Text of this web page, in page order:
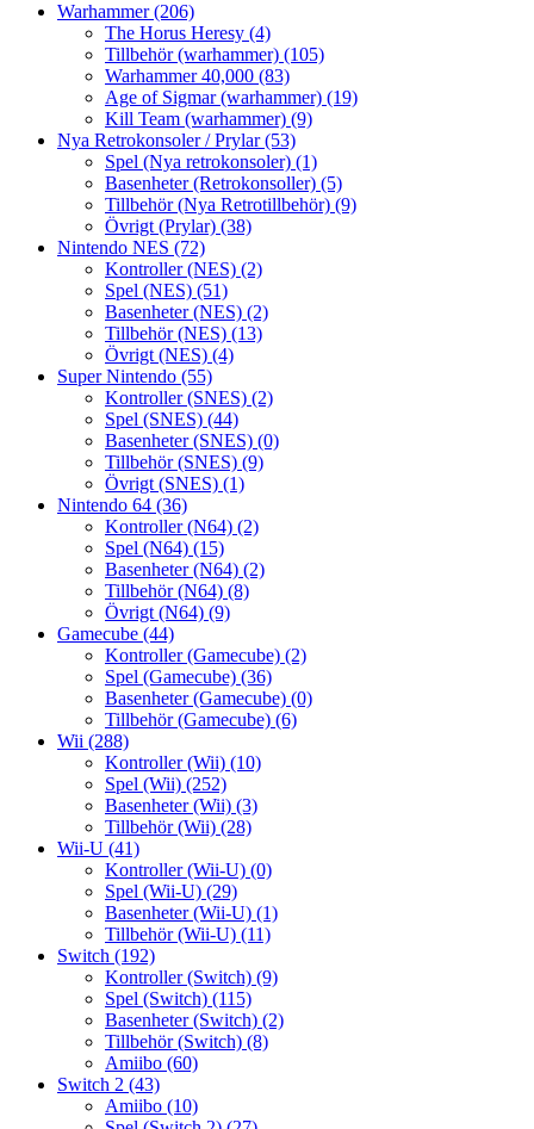
Warhammer(206)
The Horus Heresy (4)
Tillbehör (warhammer) (105)
Warhammer 40,000 (83)
Age of Sigmar (warhammer) (19)
Kill Team (warhammer) (9)
Nya Retrokonsoler / Prylar(53)
Spel (Nya retrokonsoler) (1)
Basenheter (Retrokonsoller) (5)
Tillbehör (Nya Retrotillbehör) (9)
Övrigt (Prylar) (38)
Nintendo NES (72)
Kontroller (NES) (2)
Spel (NES) (51)
Basenheter (NES) (2)
Tillbehör (NES) (13)
Övrigt (NES) (4)
Super Nintendo (55)
Kontroller (SNES) (2)
Spel (SNES) (44)
Basenheter (SNES) (0)
Tillbehör (SNES) (9)
Övrigt (SNES) (1)
Nintendo 64 (36)
Kontroller (N64) (2)
Spel (N64) (15)
Basenheter (N64) (2)
Tillbehör (N64) (8)
Övrigt (N64) (9)
Gamecube (44)
Kontroller (Gamecube) (2)
Spel (Gamecube) (36)
Basenheter (Gamecube) (0)
Tillbehör (Gamecube) (6)
Wii (288)
Kontroller (Wii) (10)
Spel (Wii) (252)
Basenheter (Wii) (3)
Tillbehör (Wii) (28)
Wii-U (41)
Kontroller (Wii-U) (0)
Spel (Wii-U) (29)
Basenheter (Wii-U) (1)
Tillbehör (Wii-U) (11)
Switch (192)
Kontroller (Switch) (9)
Spel (Switch) (115)
Basenheter (Switch) (2)
Tillbehör (Switch) (8)
Amiibo (60)
Switch 2 (43)
Amiibo (10)